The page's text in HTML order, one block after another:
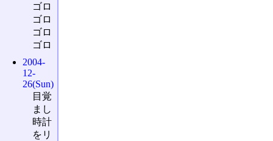
ゴロ
ゴロ
ゴロ
ゴロ
2004-
12-
26(Sun)
目覚
まし
時計
をリ